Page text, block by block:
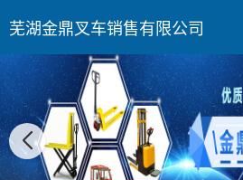
芜湖金鼎叉车销售有限公司